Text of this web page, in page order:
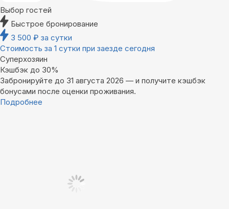
Выбор гостей
Быстрое бронирование
3 500 ₽ за сутки
Стоимость за 1 сутки при заезде сегодня
Суперхозяин
Кэшбэк до 30%
Забронируйте до 31 августа 2026 — и получите кэшбэк
бонусами после оценки проживания.
Подробнее